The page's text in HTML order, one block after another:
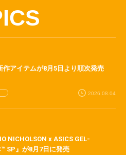
作アイテムが8月5日より順次発売
2026.08.04
NICHOLSON x ASICS GEL-
SP』が8月7日に発売